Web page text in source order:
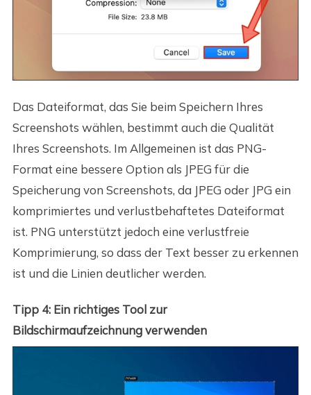
Das Dateiformat, das Sie beim Speichern Ihres
Screenshots wählen, bestimmt auch die Qualität
Ihres Screenshots. Im Allgemeinen ist das PNG-
Format eine bessere Option als JPEG für die
Speicherung von Screenshots, da JPEG oder JPG ein
komprimiertes und verlustbehaftetes Dateiformat
ist. PNG unterstützt jedoch eine verlustfreie
Komprimierung, so dass der Text besser zu erkennen
ist und die Linien deutlicher werden.
Tipp 4: Ein richtiges Tool zur
Bildschirmaufzeichnung verwenden